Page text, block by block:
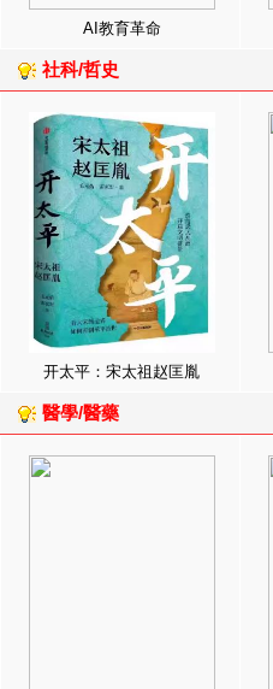
AI教育革命
社科/哲史
开太平：宋太祖赵匡胤
醫學/醫藥